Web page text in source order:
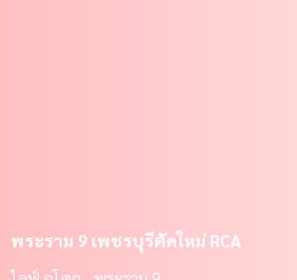
พระราม 9 เพชรบุรีตัดใหม่ RCA